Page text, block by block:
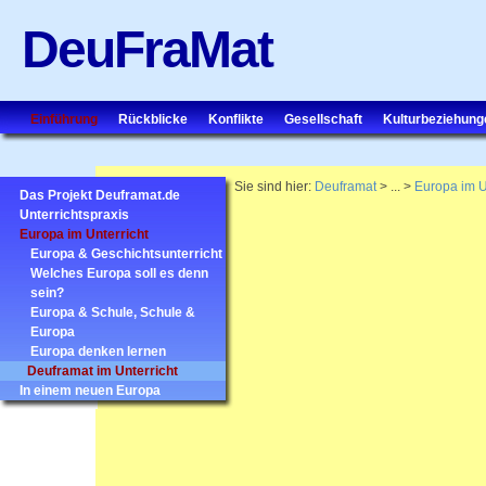
DeuFraMat
Einführung Rückblicke Konflikte Gesellschaft
Das Projekt Deuframat.de
Unterrichtspraxis
Europa im Unterricht
Europa & Geschichtsunterricht
Welches Europa soll es denn
sein?
Europa & Schule, Schule &
Europa
Europa denken lernen
Deuframat im Unterricht
In einem neuen Europa
Sie sind hier: Deuframat> ... > Europa im